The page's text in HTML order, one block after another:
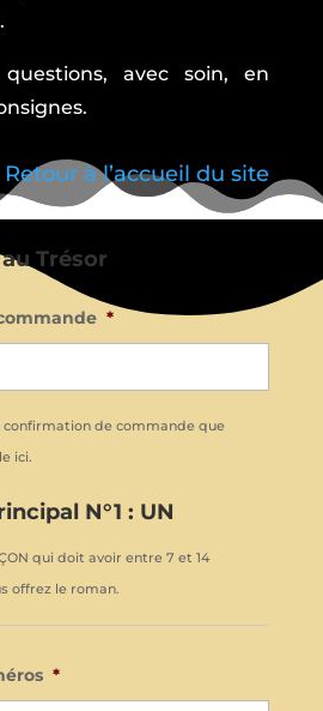
avec soin, en
Retour à l’accueil du site
Trésor
*
confirmation de commande que
ici.
N°1 : UN
qui doit avoir entre 7 et 14
offrez le roman.
*